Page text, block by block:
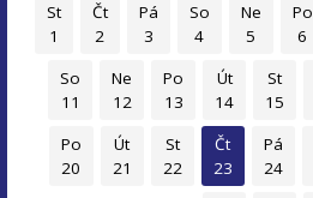
St
1
Čt
2
Pá
3
So
4
Ne
5
Po
6
So
11
Ne
12
Po
13
Út
14
St
15
Po
20
Út
21
St
22
Čt
23
Pá
24